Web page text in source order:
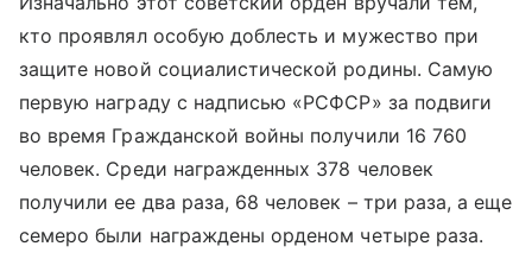
кто проявлял особую доблесть и мужество при
защите новой социалистической родины. Самую
первую награду с надписью «РСФСР» за подвиги
во время Гражданской войны получили 16 760
человек. Среди награжденных 378 человек
получили ее два раза, 68 человек – три раза, а еще
семеро были награждены орденом четыре раза.